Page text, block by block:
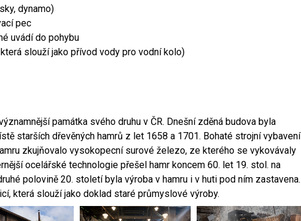
dynamo)
pec
uvádí do pohybu
slouží jako přívod vody pro vodní kolo)
památka svého druhu v ČR. Dnešní zděná budova byla
starších dřevěných hamrů z let 1658 a 1701. Bohaté strojní vybavení
zkujňovalo vysokopecní surové železo, ze kterého se vykovávaly
ocelářské technologie přešel hamr koncem 60. let 19. stol. na
polovině 20. století byla výroba v hamru i v huti pod ním zastavena.
která slouží jako doklad staré průmyslové výroby.